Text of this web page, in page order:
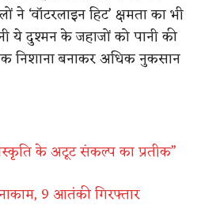
ने ‘वॉटरलाइन हिट’ क्षमता का भी
ये दुश्मन के जहाजों को पानी की
निशाना बनाकर अधिक नुकसान
के अटूट संकल्प का प्रतीक”
9 आतंकी गिरफ्तार